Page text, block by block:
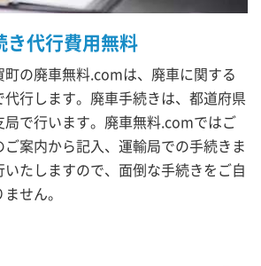
き代行費用無料
の廃車無料.comは、廃車に関する
行します。廃車手続きは、都道府県
局で行います。廃車無料.comではご
案内から記入、運輸局での手続きま
たしますので、面倒な手続きをご自
せん。